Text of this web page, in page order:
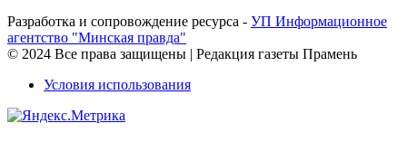
Разработка и сопровождение ресурса - УП Информационное
агентство "Минская правда"
© 2024 Все права защищены | Редакция газеты Прамень
Условия использования